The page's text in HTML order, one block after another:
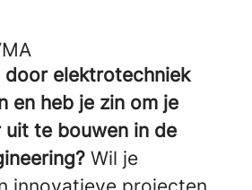
door elektrotechniek
en heb je zin om je
te bouwen in de
Wil je